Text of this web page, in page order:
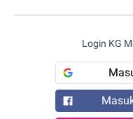
Login KG